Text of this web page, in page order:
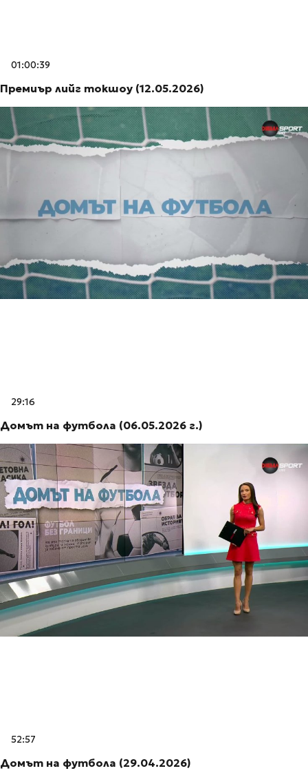
01:00:39
Премиър лийг токшоу (12.05.2026)
29:16
Домът на футбола (06.05.2026 г.)
52:57
Домът на футбола (29.04.2026)